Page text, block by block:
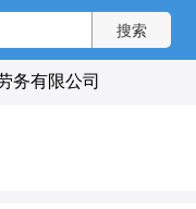
务有限公司